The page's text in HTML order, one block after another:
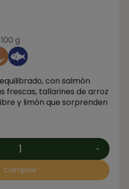
g
con salmón
frescas, tallarines de arroz
y limón que sorprenden
Comprar